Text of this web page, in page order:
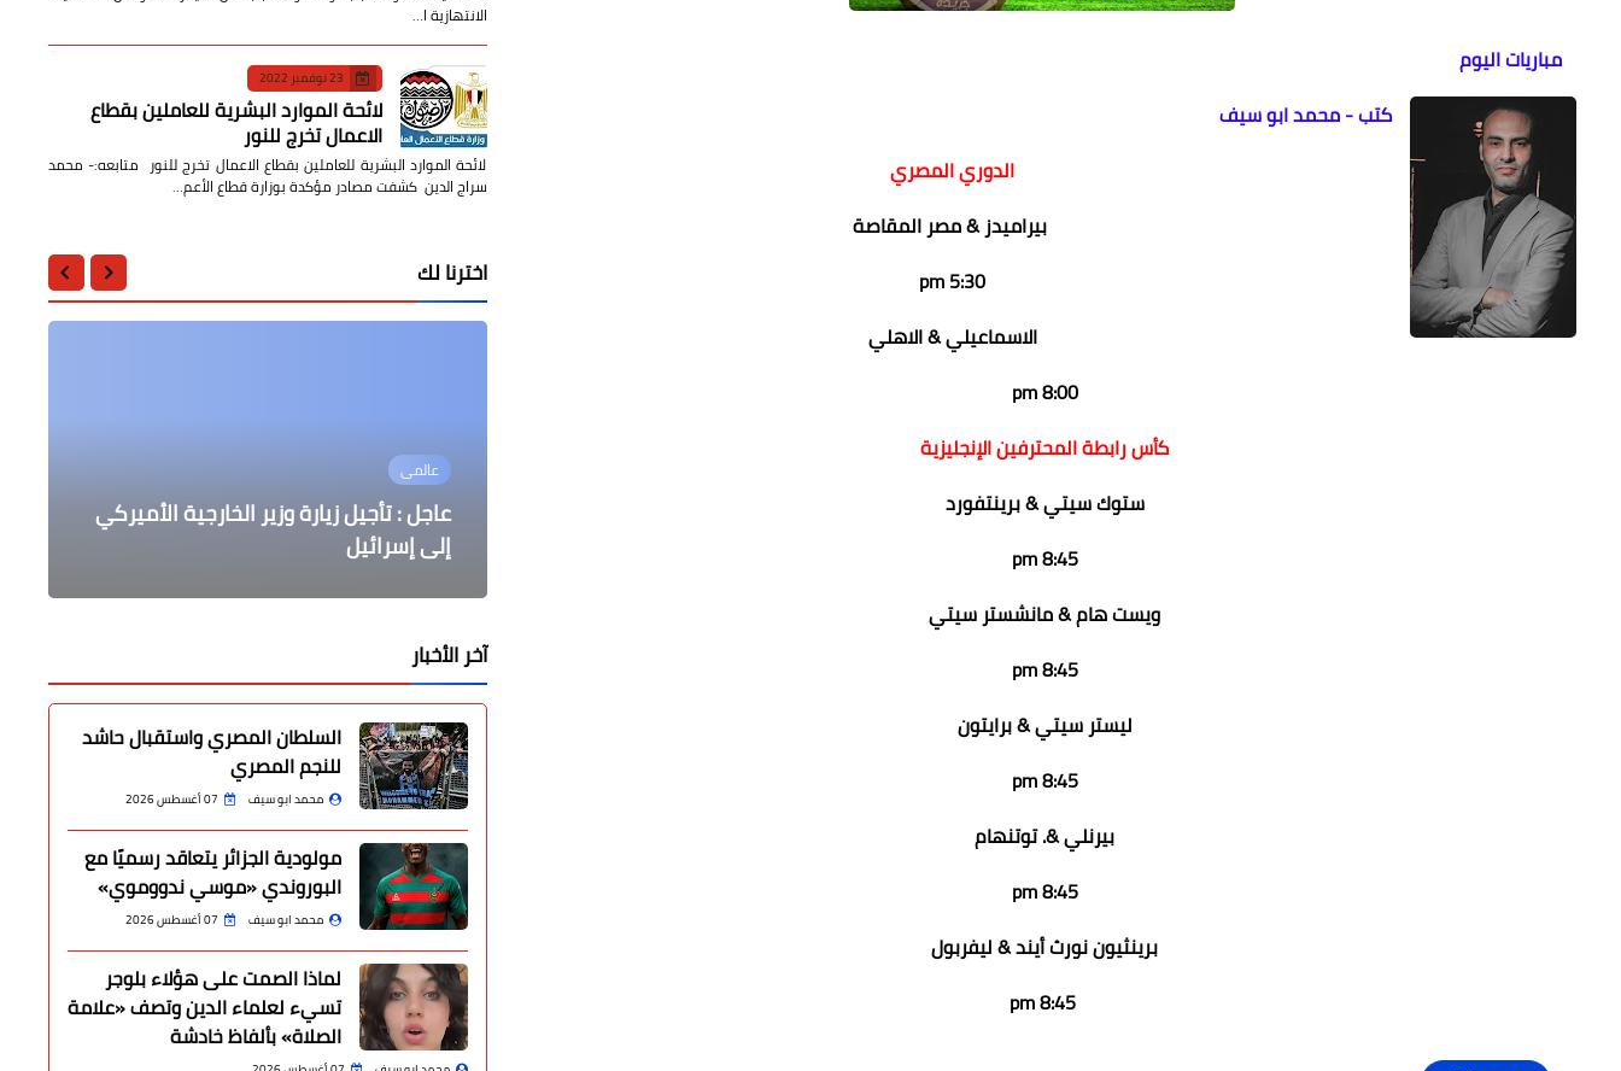
مباريات اليوم
كتب - محمد ابو سيف
الدوري المصري
بيراميدز & مصر المقاصة
5:30 pm
الاسماعيلي & الاهلي
8:00 pm
كأس رابطة المحترفين الإنجليزية
ستوك سيتي & برينتفورد
8:45 pm
ويست هام & مانشستر سيتي
8:45 pm
ليستر سيتي & برايتون
8:45 pm
بيرنلي &. توتنهام
8:45 pm
برينثيون نورث أيند & ليفربول
8:45 pm
الانتهازية ا…
23 نوفمبر 2022
لائحة الموارد البشرية للعاملين بقطاع
الاعمال تخرج للنور
لائحة الموارد البشرية للعاملين بقطاع الاعمال تخرج للنور متابعه:- محمد
سراج الدين كشفت مصادر مؤكدة بوزارة قطاع الأعم…
اخترنا لك
عماد الدين محمد
عالمى
عاجل : تأجيل زيارة وزير الخارجية الأميركي
إلى إسرائيل
عماد الدين محمد
أخبار مصر
الرئيس عبد الفتاح السيسي يتلقى اتصالاً
هاتفياً من الرئيس الصومالي
عماد الدين محمد
أخبار مصر
تنفيذ خطة تخفيف أحمال الكهرباء نهارا
فقط مع بدء الامتحانات
عماد الدين محمد
استكمال العمل بالمرحلة الأولي بمبادرة
تطوير وحدات ومراكز الرعاية الأولية
بالقليوبية
عماد الدين محمد
إطلاق الدورة الجديدة لمكافآت النشر
الدولي والاستشهادات المرجعية بجامعة
بنها
آخر الأخبار
السلطان المصري واستقبال حاشد
للنجم المصري
محمد ابو سيف 07 أغسطس 2026
مولودية الجزائر يتعاقد رسميًا مع
البوروندي «موسي ندووموي»
محمد ابو سيف 07 أغسطس 2026
لماذا الصمت على هؤلاء بلوجر
تسيء لعلماء الدين وتصف «علامة
الصلاة» بألفاظ خادشة